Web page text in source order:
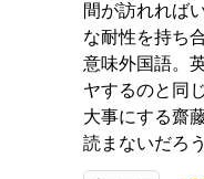
間が訪れれば
な耐性を持ち
意味外国語。
ヤするのと同
大事にする齋
読まないだろう